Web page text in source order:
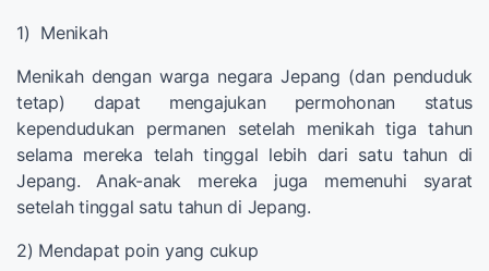
1) Menikah
Menikah dengan warga negara Jepang (dan penduduk
tetap) dapat mengajukan permohonan status
kependudukan permanen setelah menikah tiga tahun
selama mereka telah tinggal lebih dari satu tahun di
Jepang. Anak-anak mereka juga memenuhi syarat
setelah tinggal satu tahun di Jepang.
2) Mendapat poin yang cukup